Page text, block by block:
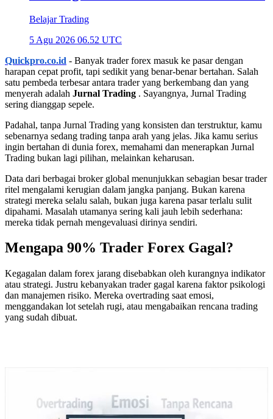
Belajar Trading
5 Agu 2026 06.52 UTC
Quickpro.co.id - Banyak trader forex masuk ke pasar dengan
harapan cepat profit, tapi sedikit yang benar-benar bertahan. Salah
satu pembeda terbesar antara trader yang berkembang dan yang
menyerah adalah Jurnal Trading . Sayangnya, Jurnal Trading
sering dianggap sepele.
Padahal, tanpa Jurnal Trading yang konsisten dan terstruktur, kamu
sebenarnya sedang trading tanpa arah yang jelas. Jika kamu serius
ingin bertahan di dunia forex, memahami dan menerapkan Jurnal
Trading bukan lagi pilihan, melainkan keharusan.
Data dari berbagai broker global menunjukkan sebagian besar trader
ritel mengalami kerugian dalam jangka panjang. Bukan karena
strategi mereka selalu salah, bukan juga karena pasar terlalu sulit
dipahami. Masalah utamanya sering kali jauh lebih sederhana:
mereka tidak pernah mengevaluasi dirinya sendiri.
Mengapa 90% Trader Forex Gagal?
Kegagalan dalam forex jarang disebabkan oleh kurangnya indikator
atau strategi. Justru kebanyakan trader gagal karena faktor psikologi
dan manajemen risiko. Mereka overtrading saat emosi,
menggandakan lot setelah rugi, atau mengabaikan rencana trading
yang sudah dibuat.